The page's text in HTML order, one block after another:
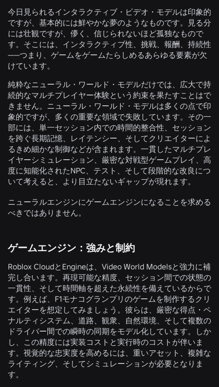
今日見られるインタラクティブ・ビデオ・モデルは印象的
ですが、基本的には鮮やかな夢のようなものです。見る分
には壮観ですが、儚く、信じられないほど孤独なもので
す。そこには、インタラクティブ性、挑戦、報酬、持続性
――つまり、ゲームをゲームたらしめるあらゆる要素が欠
けています。
純粋なニューラル・ワールド・モデルだけでは、広大で持
続的なマルチプレイヤー体験という約束を果たすことはで
きません。ニューラル・ワールド・モデルは多くの点で印
象的ですが、多くの重要な領域で失敗しています。その一
部には、単一セッション内での時間的整合性、セッション
を跨ぐ長期記憶、レイテンシー、そしてクリエイターによ
るきめ細かな制御などが含まれます。一貫したマルチプレ
イヤーシミュレーション、厳密な対戦型ゲームプレイ、高
度に知能化されたNPC、テスト、そして段階的な改良につ
いて考えると、より目立たないギャップが現れます。
ニューラルエンジンにゲームエンジンになることを求める
べきではありません。
ゲームエンジン：強みと制約
Roblox CloudとEngineは、Video World Modelsと強力に補
完し合います。再現可能な精度、セッション間での状態の
一貫性、そして時間軸を超えた永続性を備えているからで
す。例えば、F1モナコグランプリのゲームを制作するクリ
エイターを想定してみましょう。彼らは、厳密な得点・ペ
ナルティシステム、道路、観衆、自然環境、そして複数の
ドライバー間での瞬時の同期をモデル化しています。しか
し、この精度には実装コストと実行時のコストが伴いま
す。視覚的な忠実度を高めるには、重いアセット、複雑な
ライティング、そしてシミュレーションが必要となりま
す。